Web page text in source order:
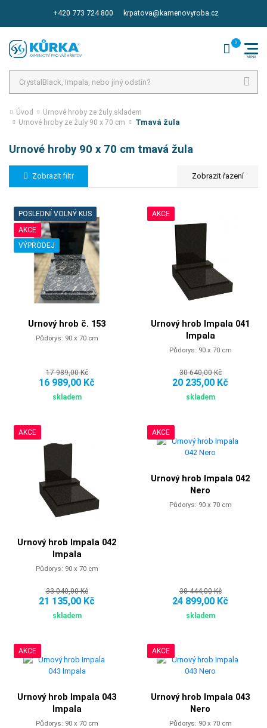
+420 773 724 800 krpatova@kamenovyroba.cz
Úvod
Urnové hroby ze žuly skladem
Urnové hroby ze žuly 90 x 70 cm
Tmavá žula
Urnové hroby 90 x 70 cm tmavá žula
Zobrazit filtr
POSLEDNÍ VOLNÝ KUS
AKCE
VÝPRODEJ
Urnový hrob č. 153
Půdorys: 90 x 70 cm
17 989,00 Kč
16 989,00 Kč
skladem
AKCE
Urnový hrob Impala 041
Impala
Půdorys: 90 x 70 cm
30 640,00 Kč
20 235,00 Kč
skladem
AKCE
Urnový hrob Impala 042
Impala
Půdorys: 90 x 70 cm
33 040,00 Kč
21 135,00 Kč
skladem
AKCE
Urnový hrob Impala 042
Nero
Půdorys: 90 x 70 cm
38 444,00 Kč
24 899,00 Kč
skladem
AKCE
Urnový hrob Impala 043
Impala
Půdorys: 90 x 70 cm
AKCE
Urnový hrob Impala 043
Nero
Půdorys: 90 x 70 cm